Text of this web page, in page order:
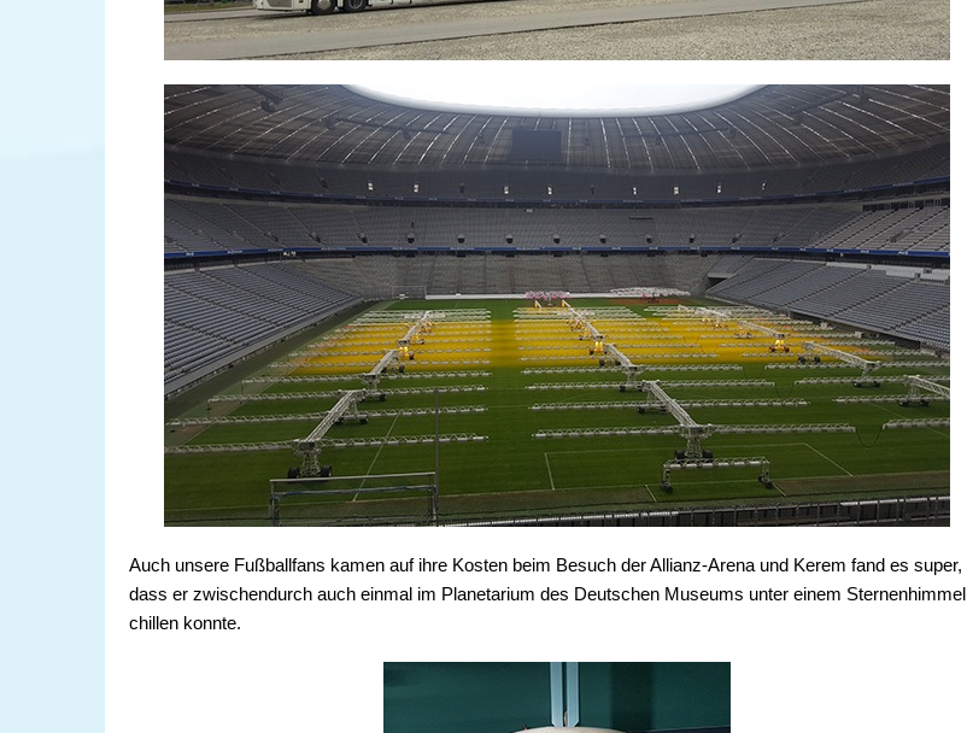
Auch unsere Fußballfans kamen auf ihre Kosten beim Besuch der Allianz-Arena und Kerem fand es super,
dass er zwischendurch auch einmal im Planetarium des Deutschen Museums unter einem Sternenhimmel
chillen konnte.